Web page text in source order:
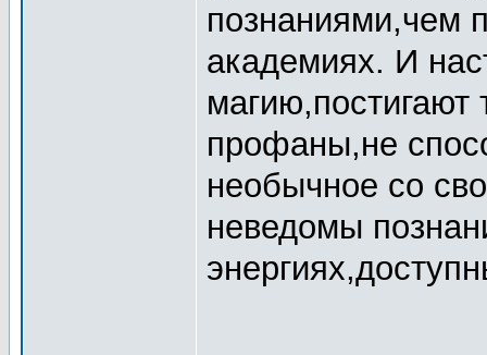
познаниями,чем
академиях. И
профаны,не
необычное со
неведомы